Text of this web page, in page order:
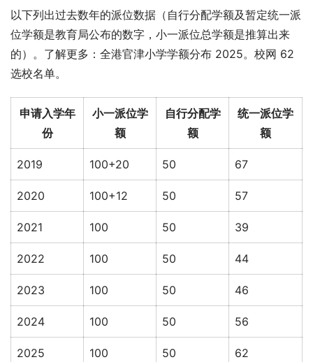
以下列出过去数年的派位数据（自行分配学额及暂定统一派
位学额是教育局公布的数字，小一派位总学额是推算出来
的）。了解更多：全港官津小学学额分布 2025。校网 62
选校名单。
申请入学年
份
小一派位学
额
自行分配学
额
统一派位学
额
2019 100+20 50 67
2020 100+12 50 57
2021 100 50 39
2022 100 50 44
2023 100 50 46
2024 100 50 56
2025 100 50 62